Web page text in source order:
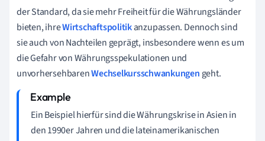
der Standard, da sie mehr Freiheit für die Währungsländer
bieten, ihreWirtschaftspolitikanzupassen. Dennoch sind
sie auch von Nachteilen geprägt, insbesondere wenn es um
die Gefahr von Währungsspekulationen und
unvorhersehbarenWechselkursschwankungen geht.
Ein Beispiel hierfür sind die Währungskrise in Asien in
den 1990er Jahren und die lateinamerikanischen